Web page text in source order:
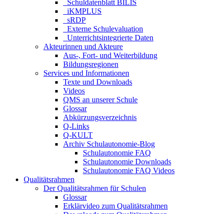
_Schuldatenblatt BILIS
_iKMPLUS
_sRDP
_Externe Schulevaluation
_Unterrichtsintegrierte Daten
Akteurinnen und Akteure
Aus-, Fort- und Weiterbildung
Bildungsregionen
Services und Informationen
Texte und Downloads
Videos
QMS an unserer Schule
Glossar
Abkürzungsverzeichnis
Q-Links
Q-KULT
Archiv Schulautonomie-Blog
Schulautonomie FAQ
Schulautonomie Downloads
Schulautonomie FAQ Videos
Qualitätsrahmen
Der Qualitätsrahmen für Schulen
Glossar
Erklärvideo zum Qualitätsrahmen